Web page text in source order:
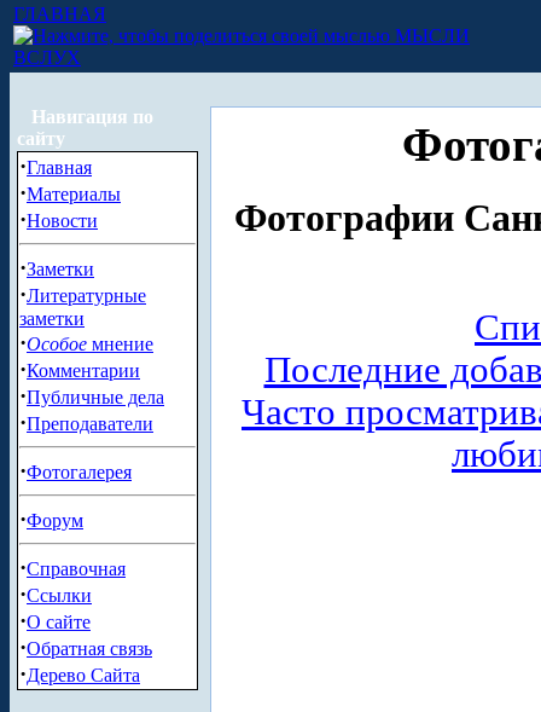
ГЛАВНАЯ
МЫСЛИ
ВСЛУХ
Навигация по
сайту
·Главная
·Материалы
·Новости
·Заметки
·Литературные
заметки
·Особое мнение
·Комментарии
·Публичные дела
·Преподаватели
·Фотогалерея
·Форум
·Справочная
·Ссылки
·О сайте
·Обратная связь
·Дерево Сайта
Фотографии
Последние
Часто